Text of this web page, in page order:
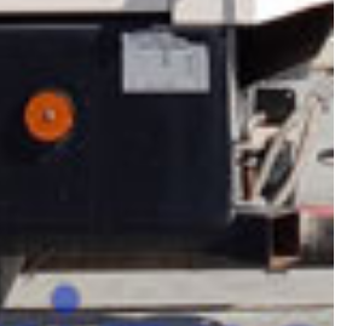
máquinas desde el siguiente botón o ponte
para un asesoramiento más personal.
Comparar
y recibiremos tu solicitud